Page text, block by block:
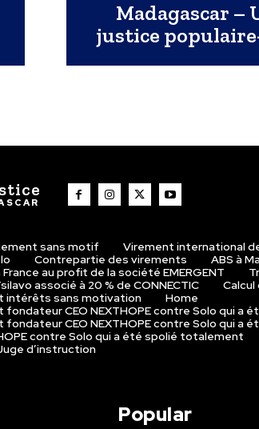
Madagascar –
justice
sans motif Virement international
Contrepartie des virements ABS à
au profit de la société EMERGENT
associé à 20 % de CONNECTIC
intérêts sans motivation
Home
fondateur CEO NEXTHOPE contre Solo qui a
fondateur CEO NEXTHOPE contre Solo qui a
contre Solo qui a été spolié totalement
d’instruction
Popular